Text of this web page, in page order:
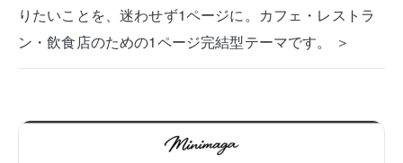
りたいことを、迷わせず1ページに。カフェ・レストラ
ン・飲食店のための1ページ完結型テーマです。 ＞